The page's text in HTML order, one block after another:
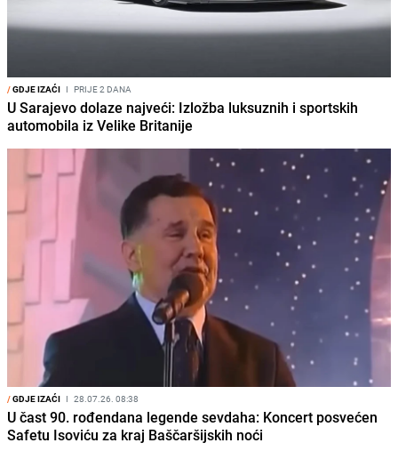
/GDJE IZAĆI I PRIJE 2 DANA
U Sarajevo dolaze najveći: Izložba luksuznih i sportskih
automobila iz Velike Britanije
/GDJE IZAĆI I 28.07.26. 08:38
U čast 90. rođendana legende sevdaha: Koncert posvećen
Safetu Isoviću za kraj Baščaršijskih noći